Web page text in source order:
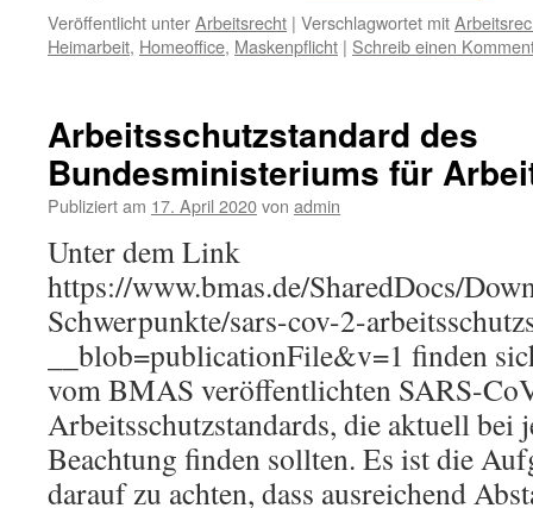
Veröffentlicht unterArbeitsrecht | Verschlagwortet mit
Heimarbeit, Homeoffice, Maskenpflicht | Schreib einen
Arbeitsschutzstandard des
Bundesministeriums für
Publiziert am 17. April 2020von admin
Unter dem Link
https://www.bmas.de/SharedDocs/
Schwerpunkte/sars-cov-2-
__blob=publicationFile&v=1 finden
vom BMAS veröffentlichten SARS-
Arbeitsschutzstandards, die aktuell bei
Beachtung finden sollten. Es ist die
darauf zu achten, dass ausreichend